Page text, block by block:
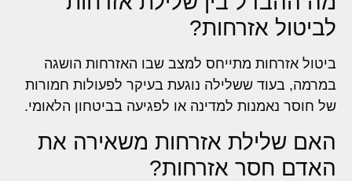
לביטול אזרחות?
ביטול אזרחות מתייחס למצב שבו האזרחות הושגה
במרמה, בעוד ששלילה נוגעת בעיקר לפעולות חמורות
של חוסר נאמנות למדינה או לפגיעה בביטחון הלאומי.
האם שלילת אזרחות משאירה את
האדם חסר אזרחות?